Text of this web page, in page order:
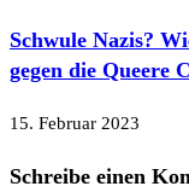
Schwule Nazis?
gegen die Queere
15. Februar 2023
Schreibe einen